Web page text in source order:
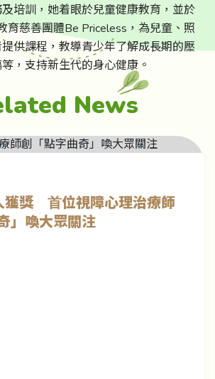
培訓，她着眼於兒童健康教育，並於
育慈善團體Be Priceless，為兒童、照
供課程，教導青少年了解成長期的壓
，支持新生代的身心健康。
News
獲獎 ⾸位視障⼼理治療師
」喚⼤眾關注